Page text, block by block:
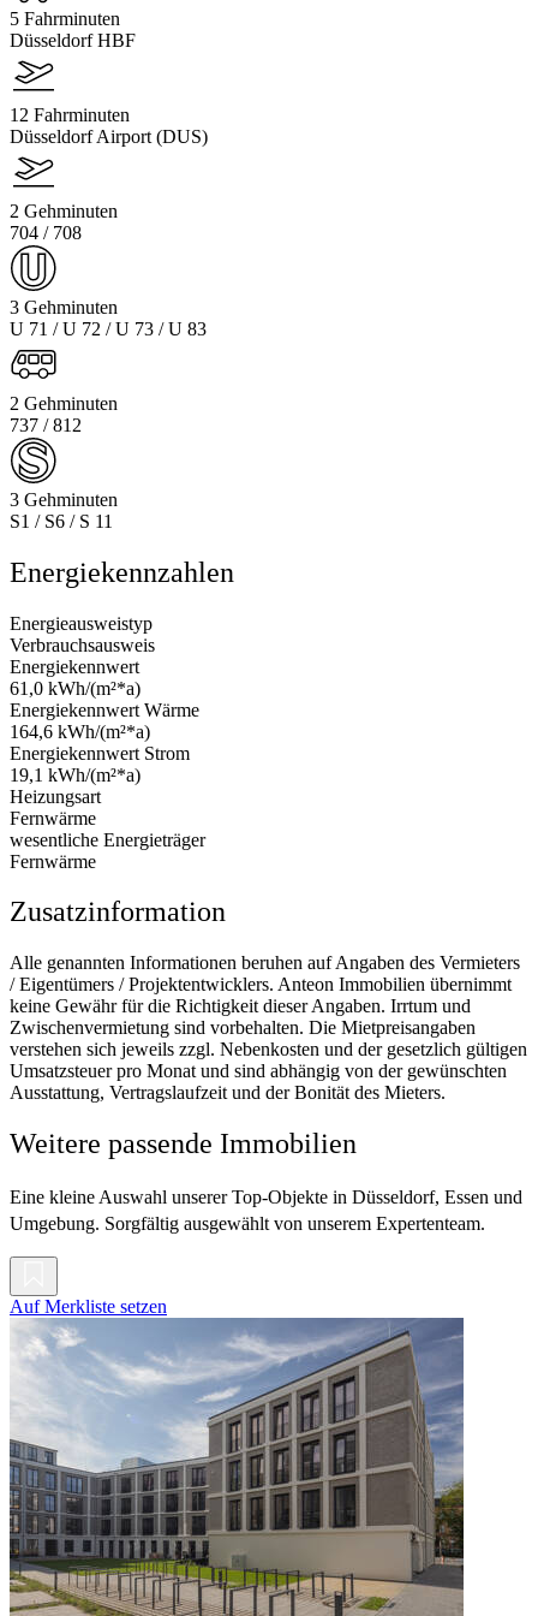
5 Fahrminuten
Düsseldorf HBF
12 Fahrminuten
Düsseldorf Airport (DUS)
2 Gehminuten
704 / 708
3 Gehminuten
U 71 / U 72 / U 73 / U 83
2 Gehminuten
737 / 812
3 Gehminuten
S1 / S6 / S 11
Energiekennzahlen
Energieausweistyp
Verbrauchsausweis
Energiekennwert
61,0 kWh/(m²*a)
Energiekennwert Wärme
164,6 kWh/(m²*a)
Energiekennwert Strom
19,1 kWh/(m²*a)
Heizungsart
Fernwärme
wesentliche Energieträger
Fernwärme
Zusatzinformation
Alle genannten Informationen beruhen auf Angaben des Vermieters
/ Eigentümers / Projektentwicklers. Anteon Immobilien übernimmt
keine Gewähr für die Richtigkeit dieser Angaben. Irrtum und
Zwischenvermietung sind vorbehalten. Die Mietpreisangaben
verstehen sich jeweils zzgl. Nebenkosten und der gesetzlich gültigen
Umsatzsteuer pro Monat und sind abhängig von der gewünschten
Ausstattung, Vertragslaufzeit und der Bonität des Mieters.
Weitere passende Immobilien
Eine kleine Auswahl unserer Top-Objekte in Düsseldorf, Essen und
Umgebung. Sorgfältig ausgewählt von unserem Expertenteam.
Auf Merkliste setzen